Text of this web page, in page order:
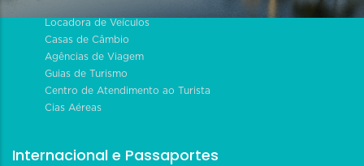
Locadora de Veículos
Casas de Câmbio
Agências de Viagem
Guias de Turismo
Centro de Atendimento ao Turista
Cias Aéreas
Internacional e Passaportes